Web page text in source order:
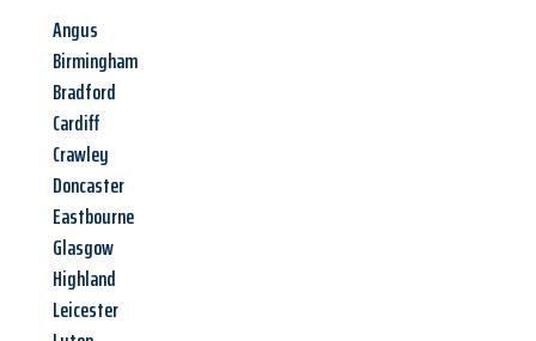
Angus
Birmingham
Bradford
Cardiff
Crawley
Doncaster
Eastbourne
Glasgow
Highland
Leicester